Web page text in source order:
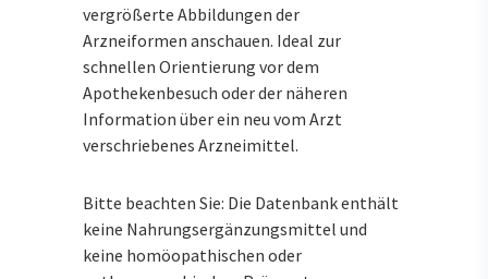
vergrößerte Abbildungen der
Arzneiformen anschauen. Ideal zur
schnellen Orientierung vor dem
Apothekenbesuch oder der näheren
Information über ein neu vom Arzt
verschriebenes Arzneimittel.
Bitte beachten Sie: Die Datenbank enthält
keine Nahrungsergänzungsmittel und
keine homöopathischen oder